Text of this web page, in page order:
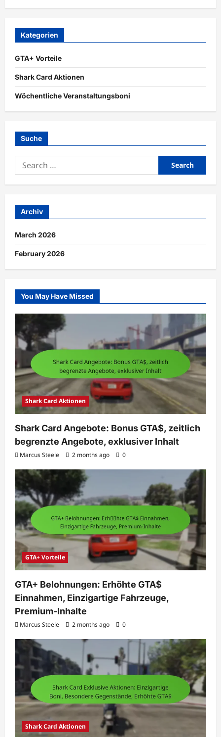
Kategorien
GTA+ Vorteile
Shark Card Aktionen
Wöchentliche Veranstaltungsboni
Suche
Search
for:
Archiv
March 2026
February 2026
You May Have Missed
Shark Card Aktionen
Shark Card Angebote: Bonus GTA$, zeitlich
begrenzte Angebote, exklusiver Inhalt
Marcus Steele 2 months ago 0
GTA+ Vorteile
GTA+ Belohnungen: Erhöhte GTA$
Einnahmen, Einzigartige Fahrzeuge,
Premium-Inhalte
Marcus Steele 2 months ago 0
Shark Card Aktionen